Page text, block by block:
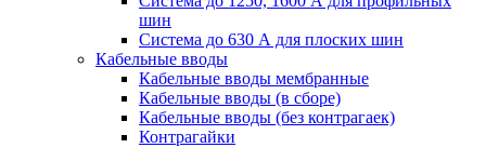
шин
Система до 630 А для плоских шин
Кабельные вводы
Кабельные вводы мембранные
Кабельные вводы (в сборе)
Кабельные вводы (без контрагаек)
Контрагайки